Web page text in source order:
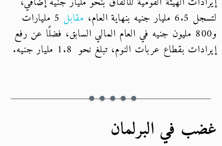
لتسجل 6.5 مليار جنيه بنهاية العام،
مقابل
5 مليارات
و800 مليون جنيه في العام المالي السابق، فضلًا عن رفع
إيرادات بقطاع عربات النوم، تبلغ نحو 1.8 مليار جنيه.
غضب في البرلمان